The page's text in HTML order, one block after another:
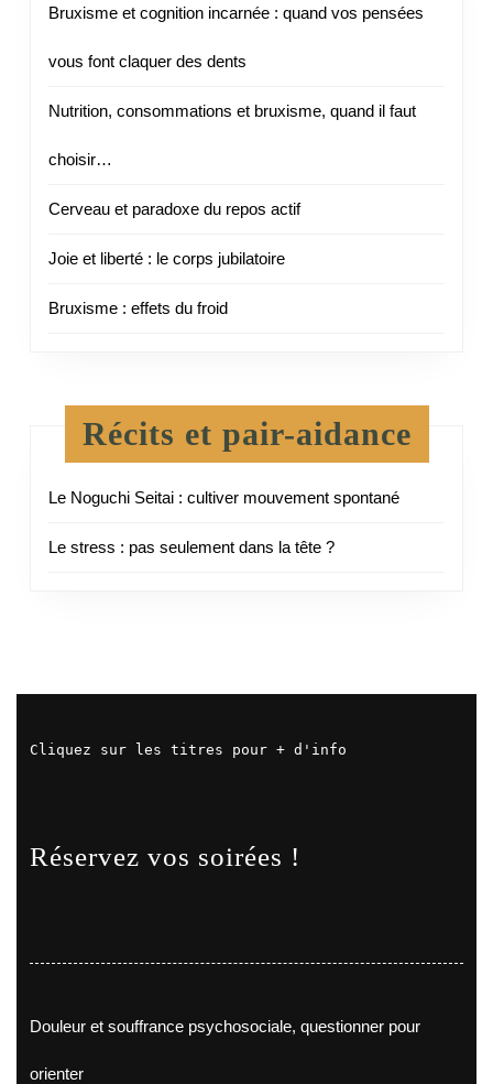
Bruxisme et cognition incarnée : quand vos pensées
vous font claquer des dents
Nutrition, consommations et bruxisme, quand il faut
choisir…
Cerveau et paradoxe du repos actif
Joie et liberté : le corps jubilatoire
Bruxisme : effets du froid
Récits et pair-aidance
Le Noguchi Seitai : cultiver mouvement spontané
Le stress : pas seulement dans la tête ?
Cliquez sur les titres pour + d'info
Réservez vos soirées !
Douleur et souffrance psychosociale, questionner pour
orienter